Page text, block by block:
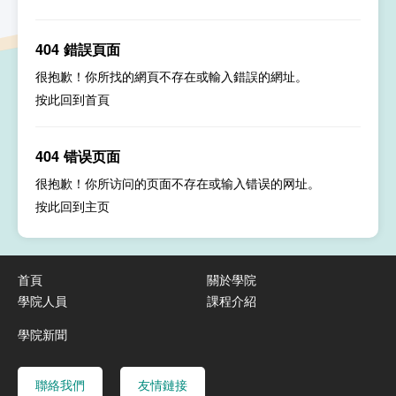
404 錯誤頁面
很抱歉！你所找的網頁不存在或輸入錯誤的網址。
按此回到首頁
404 错误页面
很抱歉！你所访问的页面不存在或输入错误的网址。
按此回到主页
首頁
關於學院
學院人員
課程介紹
學院新聞
聯絡我們 友情鏈接